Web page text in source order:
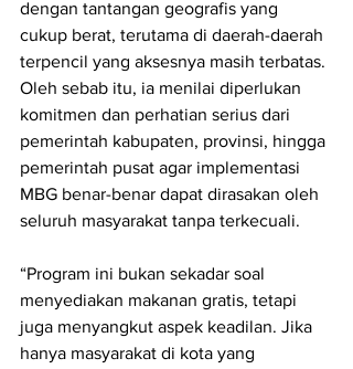
dengan tantangan geografis yang
cukup berat, terutama di daerah-daerah
terpencil yang aksesnya masih terbatas.
Oleh sebab itu, ia menilai diperlukan
komitmen dan perhatian serius dari
pemerintah kabupaten, provinsi, hingga
pemerintah pusat agar implementasi
MBG benar-benar dapat dirasakan oleh
seluruh masyarakat tanpa terkecuali.
“Program ini bukan sekadar soal
menyediakan makanan gratis, tetapi
juga menyangkut aspek keadilan. Jika
hanya masyarakat di kota yang